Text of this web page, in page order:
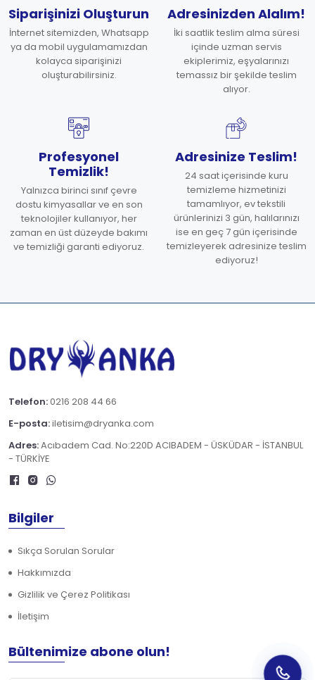
Siparişinizi Oluşturun
İnternet sitemizden, Whatsapp
ya da mobil uygulamamızdan
kolayca siparişinizi
oluşturabilirsiniz.
Adresinizden Alalım!
İki saatlik teslim alma süresi
içinde uzman servis
ekiplerimiz, eşyalarınızı
temassız bir şekilde teslim
alıyor.
Profesyonel
Temizlik!
Yalnızca birinci sınıf çevre
dostu kimyasallar ve en son
teknolojiler kullanıyor, her
zaman en üst düzeyde bakımı
ve temizliği garanti ediyoruz.
Adresinize Teslim!
24 saat içerisinde kuru
temizleme hizmetinizi
tamamlıyor, ev tekstili
ürünlerinizi 3 gün, halılarınızı
ise en geç 7 gün içerisinde
temizleyerek adresinize teslim
ediyoruz!
Telefon:0216 208 44 66
E-posta:iletisim@dryanka.com
Adres:Acıbadem Cad. No:220D ACIBADEM - ÜSKÜDAR - İSTANBUL
- TÜRKİYE
Bilgiler
Sıkça Sorulan Sorular
Hakkımızda
Gizlilik ve Çerez Politikası
İletişim
Bültenimize abone olun!